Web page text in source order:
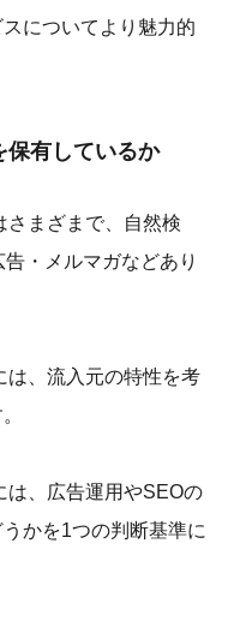
についてより魅力的
保有しているか
さまざまで、自然検
・メルマガなどあり
は、流入元の特性を考
は、広告運用やSEOの
かを1つの判断基準に